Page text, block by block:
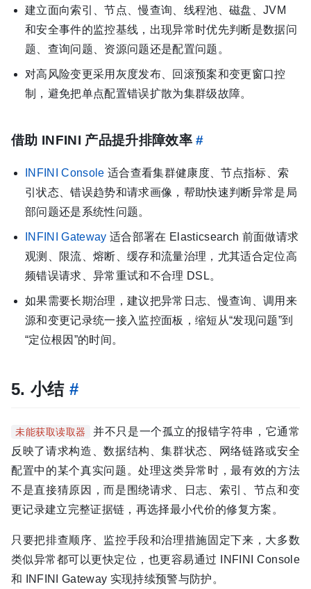
建立面向索引、节点、慢查询、线程池、磁盘、JVM
和安全事件的监控基线，出现异常时优先判断是数据问
题、查询问题、资源问题还是配置问题。
对高风险变更采用灰度发布、回滚预案和变更窗口控
制，避免把单点配置错误扩散为集群级故障。
借助 INFINI 产品提升排障效率#
INFINI Console 适合查看集群健康度、节点指标、索
引状态、错误趋势和请求画像，帮助快速判断异常是局
部问题还是系统性问题。
INFINI Gateway 适合部署在 Elasticsearch 前面做请求
观测、限流、熔断、缓存和流量治理，尤其适合定位高
频错误请求、异常重试和不合理 DSL。
如果需要长期治理，建议把异常日志、慢查询、调用来
源和变更记录统一接入监控面板，缩短从“发现问题”到
“定位根因”的时间。
5. 小结 #
未能获取读取器
并不只是一个孤立的报错字符串，它通常
反映了请求构造、数据结构、集群状态、网络链路或安全
配置中的某个真实问题。处理这类异常时，最有效的方法
不是直接猜原因，而是围绕请求、日志、索引、节点和变
更记录建立完整证据链，再选择最小代价的修复方案。
只要把排查顺序、监控手段和治理措施固定下来，大多数
类似异常都可以更快定位，也更容易通过 INFINI Console
和 INFINI Gateway 实现持续预警与防护。